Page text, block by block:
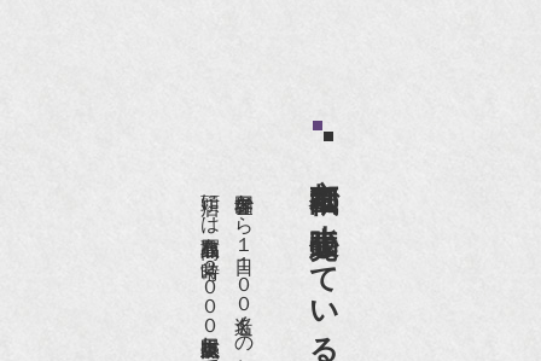
京都祇園で小売販売している
店頭には買取商品を常時２０００点以上展示販売しており、